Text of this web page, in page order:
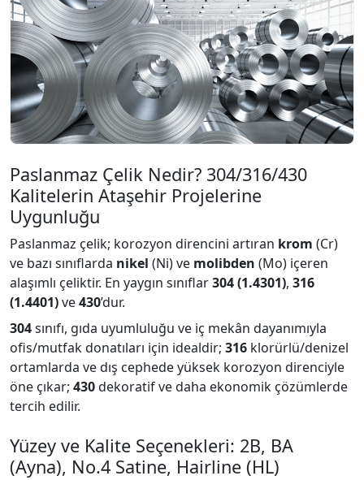
Paslanmaz Çelik Nedir? 304/316/430
Kalitelerin Ataşehir Projelerine
Uygunluğu
Paslanmaz çelik; korozyon direncini artıran krom (Cr)
ve bazı sınıflarda nikel (Ni) ve molibden (Mo) içeren
alaşımlı çeliktir. En yaygın sınıflar304 (1.4301), 316
(1.4401)ve430’dur.
304sınıfı, gıda uyumluluğu ve iç mekân dayanımıyla
ofis/mutfak donatıları için idealdir; 316 klorürlü/denizel
ortamlarda ve dış cephede yüksek korozyon direnciyle
öne çıkar; 430dekoratif ve daha ekonomik çözümlerde
tercih edilir.
Yüzey ve Kalite Seçenekleri: 2B, BA
(Ayna), No.4 Satine, Hairline (HL)